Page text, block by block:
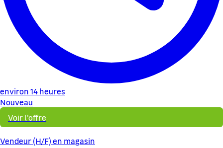
environ 14 heures
Nouveau
Voir l'offre
Vendeur (H/F) en magasin